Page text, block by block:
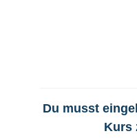
Du musst
Kurs